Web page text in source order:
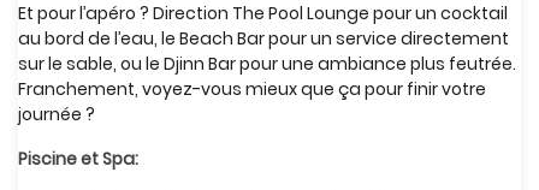
Et pour l’apéro ? Direction The Pool Lounge pour un cocktail
au bord de l’eau, le Beach Bar pour un service directement
sur le sable, ou le Djinn Bar pour une ambiance plus feutrée.
Franchement, voyez-vous mieux que ça pour finir votre
journée ?
Piscine et Spa: